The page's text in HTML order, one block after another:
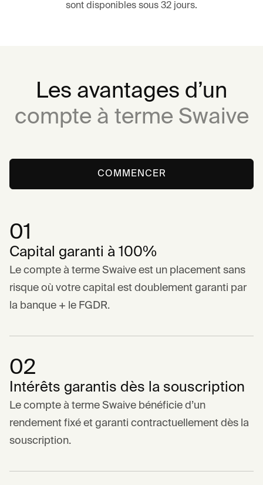
sont disponibles sous 32 jours.
Les avantages d’un
compte à terme Swaive
COMMENCER
01
Capital garanti à 100%
Le compte à terme Swaive est un placement sans
risque où votre capital est doublement garanti par
la banque + le FGDR.
02
Intérêts garantis dès la souscription
Le compte à terme Swaive bénéficie d’un
rendement fixé et garanti contractuellement dès la
souscription.